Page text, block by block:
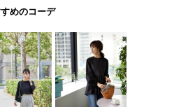
めのコーデ